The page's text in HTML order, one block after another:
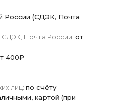
России (СДЭК, Почта
СДЭК, Почта России: от
400₽
лиц: по счёту
картой (при